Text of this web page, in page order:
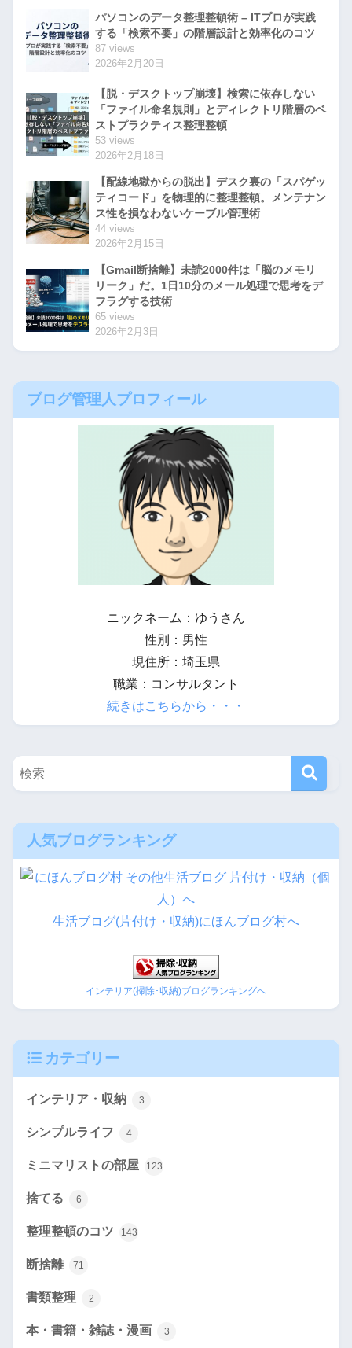
パソコンのデータ整理整頓術 – ITプロが実践
する「検索不要」の階層設計と効率化のコツ
87 views
2026年2月20日
【脱・デスクトップ崩壊】検索に依存しない
「ファイル命名規則」とディレクトリ階層のベ
ストプラクティス整理整頓
53 views
2026年2月18日
【配線地獄からの脱出】デスク裏の「スパゲッ
ティコード」を物理的に整理整頓。メンテナン
ス性を損なわないケーブル管理術
44 views
2026年2月15日
【Gmail断捨離】未読2000件は「脳のメモリ
リーク」だ。1日10分のメール処理で思考をデ
フラグする技術
65 views
2026年2月3日
ブログ管理人プロフィール
ニックネーム：ゆうさん
性別：男性
現住所：埼玉県
職業：コンサルタント
続きはこちらから・・・
人気ブログランキング
生活ブログ(片付け・収納)にほんブログ村へ
インテリア(掃除･収納)ブログランキングへ
カテゴリー
インテリア・収納 3
シンプルライフ 4
ミニマリストの部屋 123
捨てる 6
整理整頓のコツ 143
断捨離 71
書類整理 2
本・書籍・雑誌・漫画 3